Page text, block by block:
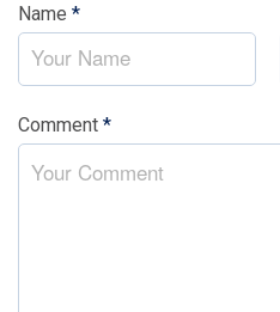
Name *
Comment *